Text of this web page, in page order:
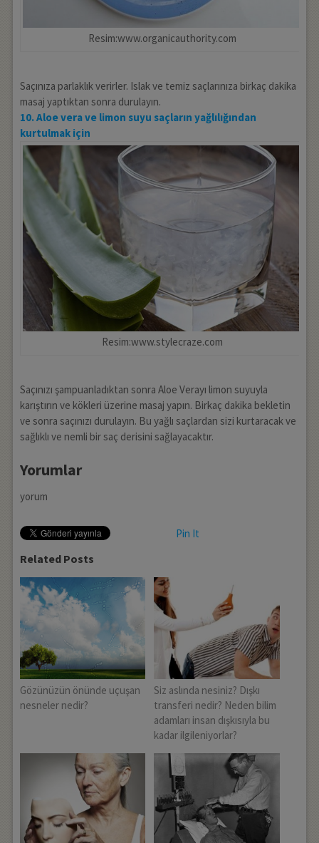
Resim:www.organicauthority.com
Saçınıza parlaklık verirler. Islak ve temiz saçlarınıza birkaç dakika
masaj yaptıktan sonra durulayın.
10. Aloe vera ve limon suyu saçların yağlılığından
kurtulmak için
Resim:www.stylecraze.com
Saçınızı şampuanladıktan sonra Aloe Verayı limon suyuyla
karıştırın ve kökleri üzerine masaj yapın. Birkaç dakika bekletin
ve sonra saçınızı durulayın. Bu yağlı saçlardan sizi kurtaracak ve
sağlıklı ve nemli bir saç derisini sağlayacaktır.
Yorumlar
yorum
Pin It
Related Posts
Gözünüzün önünde uçuşan
nesneler nedir?
Siz aslında nesiniz? Dışkı
transferi nedir? Neden bilim
adamları insan dışkısıyla bu
kadar ilgileniyorlar?